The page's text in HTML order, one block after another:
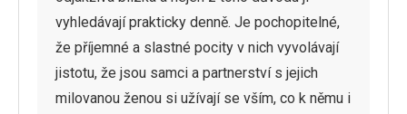
vyhledávají prakticky denně. Je pochopitelné,
že příjemné a slastné pocity v nich vyvolávají
jistotu, že jsou samci a partnerství s jejich
milovanou ženou si užívají se vším, co k němu i